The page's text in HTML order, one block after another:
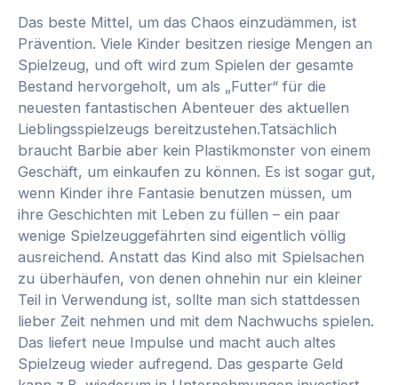
Das beste Mittel, um das Chaos einzudämmen, ist
Prävention. Viele Kinder besitzen riesige Mengen an
Spielzeug, und oft wird zum Spielen der gesamte
Bestand hervorgeholt, um als „Futter“ für die
neuesten fantastischen Abenteuer des aktuellen
Lieblingsspielzeugs bereitzustehen.Tatsächlich
braucht Barbie aber kein Plastikmonster von einem
Geschäft, um einkaufen zu können. Es ist sogar gut,
wenn Kinder ihre Fantasie benutzen müssen, um
ihre Geschichten mit Leben zu füllen – ein paar
wenige Spielzeuggefährten sind eigentlich völlig
ausreichend. Anstatt das Kind also mit Spielsachen
zu überhäufen, von denen ohnehin nur ein kleiner
Teil in Verwendung ist, sollte man sich stattdessen
lieber Zeit nehmen und mit dem Nachwuchs spielen.
Das liefert neue Impulse und macht auch altes
Spielzeug wieder aufregend. Das gesparte Geld